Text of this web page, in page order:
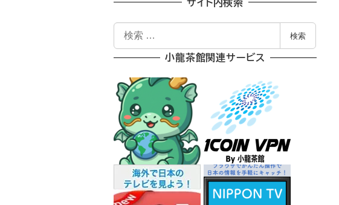
索
検索
小龍茶館関連サービス